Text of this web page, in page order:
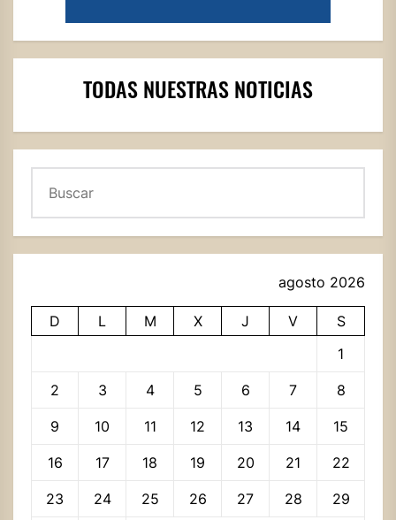
TODAS NUESTRAS NOTICIAS
agosto 2026
D L M X J V
S
1
2 3 4 5 6 7 8
9 10 11 12 13 14 15
16 17 18 19 20 21 22
23 24 25 26 27 28 29